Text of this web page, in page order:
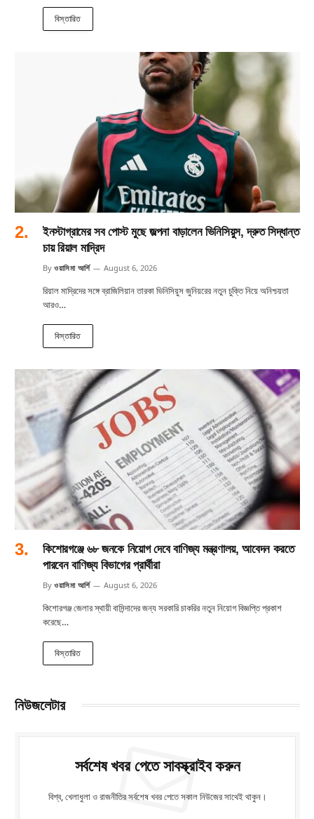
বিস্তারিত
ইনস্টাগ্রামের সব পোস্ট মুছে জল্পনা বাড়ালেন ভিনিসিয়ুস, দ্রুত সিদ্ধান্ত
চায় রিয়াল মাদ্রিদ
By ওয়াসিমা আর্শি August 6, 2026
রিয়াল মাদ্রিদের সঙ্গে ব্রাজিলিয়ান তারকা ভিনিসিয়ুস জুনিয়রের নতুন চুক্তি নিয়ে অনিশ্চয়তা
আরও…
বিস্তারিত
কিশোরগঞ্জে ৬৮ জনকে নিয়োগ দেবে বাণিজ্য মন্ত্রণালয়, আবেদন করতে
পারবেন বাণিজ্য বিভাগের প্রার্থীরা
By ওয়াসিমা আর্শি August 6, 2026
কিশোরগঞ্জ জেলার স্থায়ী বাসিন্দাদের জন্য সরকারি চাকরির নতুন নিয়োগ বিজ্ঞপ্তি প্রকাশ
করেছে…
বিস্তারিত
নিউজলেটার
সর্বশেষ খবর পেতে সাবস্ক্রাইব করুন
বিশ্ব, খেলাধুলা ও রাজনীতির সর্বশেষ খবর পেতে সকাল নিউজের সাথেই থাকুন।